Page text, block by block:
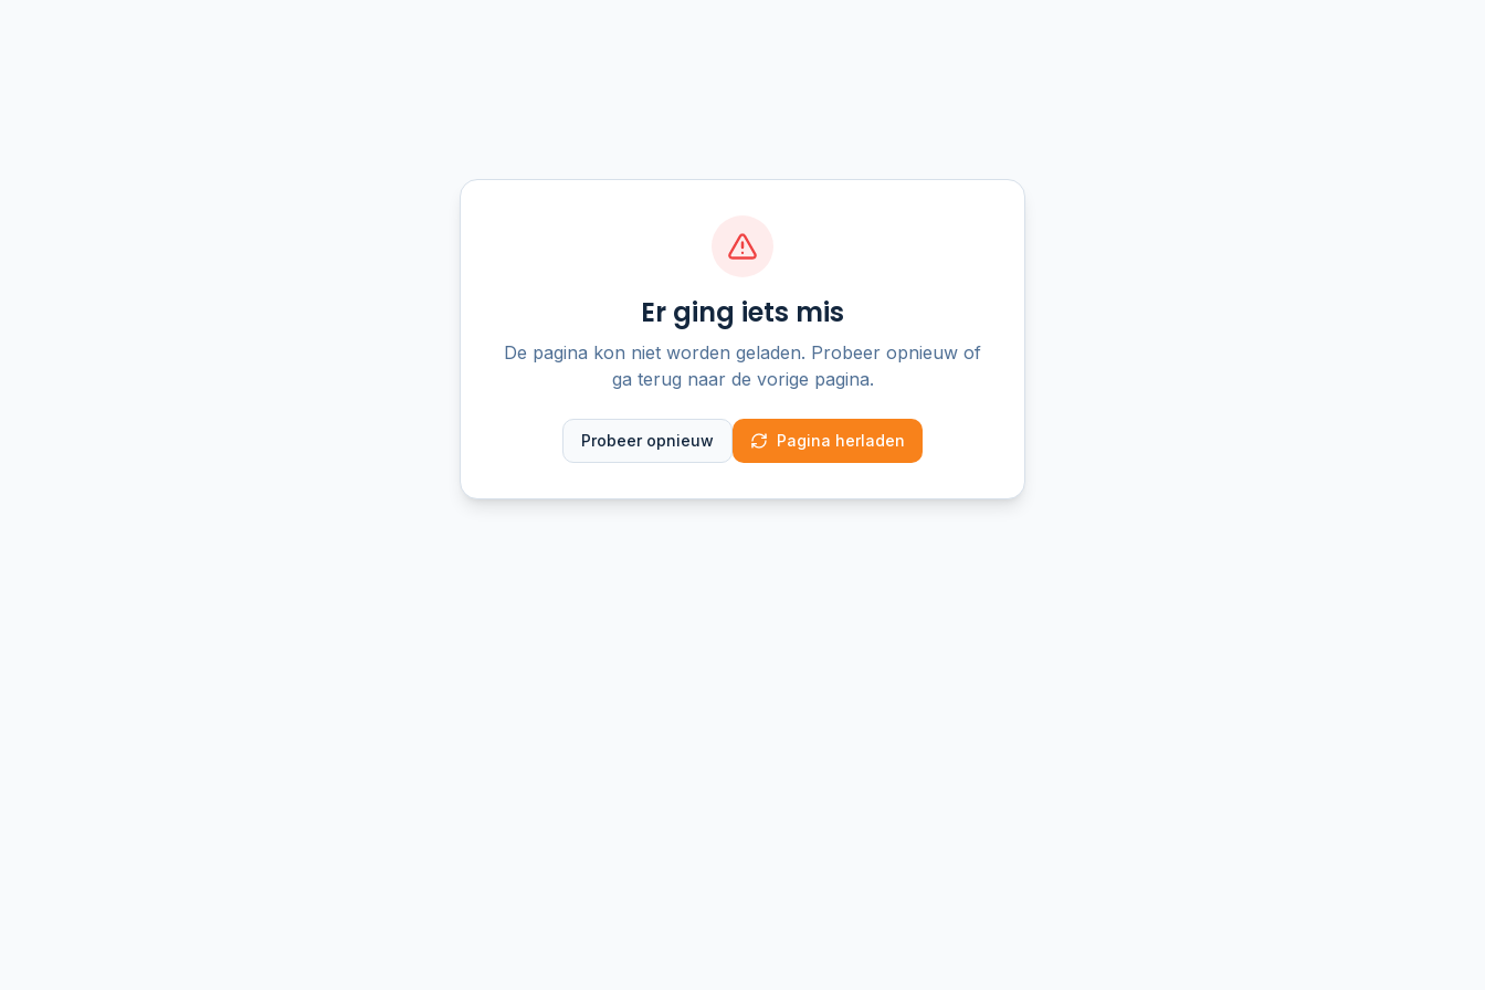
Er ging iets mis
De pagina kon niet worden geladen. Probeer opnieuw of
ga terug naar de vorige pagina.
Probeer opnieuw Pagina herladen